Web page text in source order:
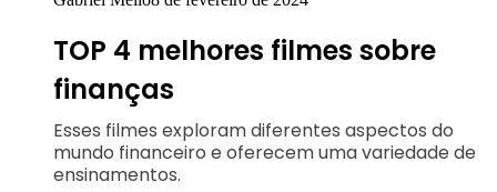
TOP 4 melhores filmes sobre
finanças
Esses filmes exploram diferentes aspectos do
mundo financeiro e oferecem uma variedade de
ensinamentos.